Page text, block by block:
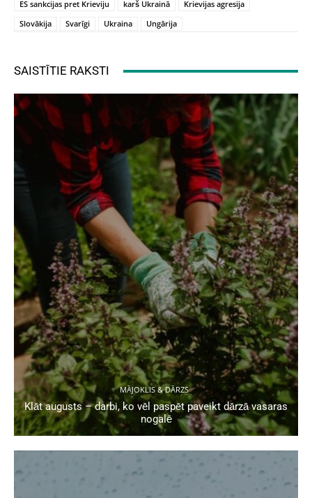
ES sankcijas pret Krieviju
karš Ukrainā
Krievijas agresija
Slovākija
Svarīgi Ukraina Ungārija
SAISTĪTIE RAKSTI
MĀJOKLIS & DĀRZS
Klāt augusts – darbi, ko vēl paspēt paveikt dārzā vasaras
nogalē